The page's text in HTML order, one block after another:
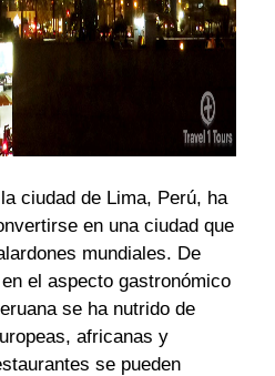
ciudad de Lima, Perú, ha
en una ciudad que
mundiales. De
el aspecto gastronómico
se ha nutrido de
africanas y
se pueden